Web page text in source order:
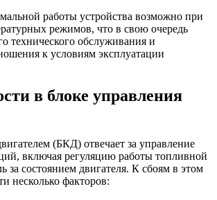
работы устройства возможно при
режимов, что в свою очередь
технического обслуживания и
к условиям эксплуатации
в блоке управления
(БКД) отвечает за управление
включая регуляцию работы топливной
за состоянием двигателя. К сбоям в этом
несколько факторов: